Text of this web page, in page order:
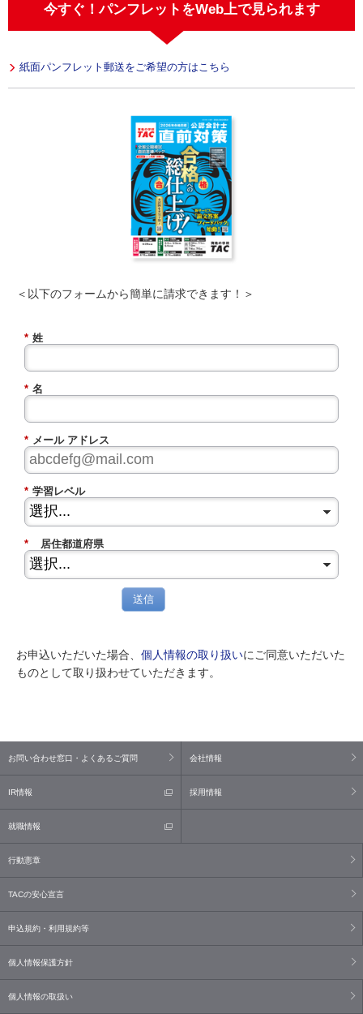
今すぐ！パンフレットをWeb上で見られます
紙面パンフレット郵送をご希望の方はこちら
＜以下のフォームから簡単に請求できます！＞
* 姓
* 名
* メール アドレス
* 学習レベル
* 居住都道府県
送信
お申込いただいた場合、 個人情報の取り扱いにご同意いただいた
ものとして取り扱わせていただきます。
お問い合わせ窓口・よくあるご質問 会社情報
IR情報 採用情報
就職情報
行動憲章
TACの安心宣言
申込規約・利用規約等
個人情報保護方針
個人情報の取扱い